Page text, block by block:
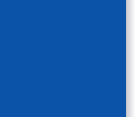
Freizeit und